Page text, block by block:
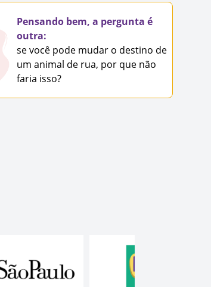
Pensando bem, a pergunta é
outra:
se você pode mudar o destino de
um animal de rua, por que não
faria isso?